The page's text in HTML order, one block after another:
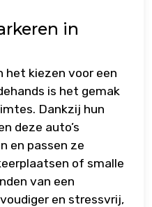
in
het kiezen voor een
is het gemak
Dankzij hun
deze auto’s
en passen ze
of smalle
van een
en stressvrij,